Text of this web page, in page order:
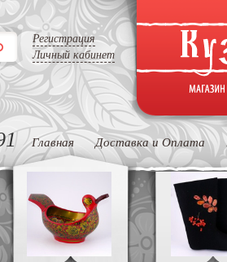
Регистрация
Личный кабинет
Главная Доставка и Оплата